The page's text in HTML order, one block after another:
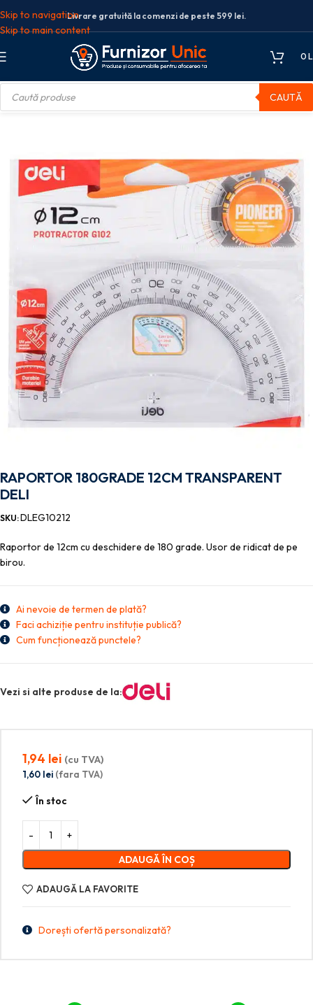
Skip to navigation
Skip to main content
Livrare gratuită la comenzi de peste 599 lei.
0
CAUTĂ
sabloane
RAPORTOR 180GRADE 12CM TRANSPARENT
DELI
SKU:DLEG10212
Raportor de 12cm cu deschidere de 180 grade. Usor de ridicat de pe
birou.
Ai nevoie de termen de plată?
Faci achiziție pentru instituție publică?
Cum funcționează punctele?
Vezi si alte produse de la:
1,94 lei (cu TVA)
1,60 lei (fara TVA)
În stoc
ADAUGĂ ÎN COȘ
ADAUGĂ LA FAVORITE
Dorești ofertă personalizată?